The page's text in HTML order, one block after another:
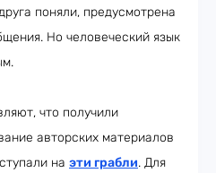
поняли, предусмотрена
Но человеческий язык
что получили
авторских материалов
на эти грабли. Для